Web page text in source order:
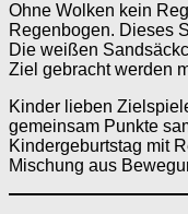
Ohne Wolken kein
Regenbogen. Dieses
Die weißen
Ziel gebracht werden
Kinder lieben
gemeinsam Punkte
Kindergeburtstag mit
Mischung aus